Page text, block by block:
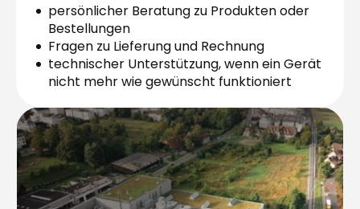
persönlicher Beratung zu Produkten oder
Bestellungen
Fragen zu Lieferung und Rechnung
technischer Unterstützung, wenn ein Gerät
nicht mehr wie gewünscht funktioniert